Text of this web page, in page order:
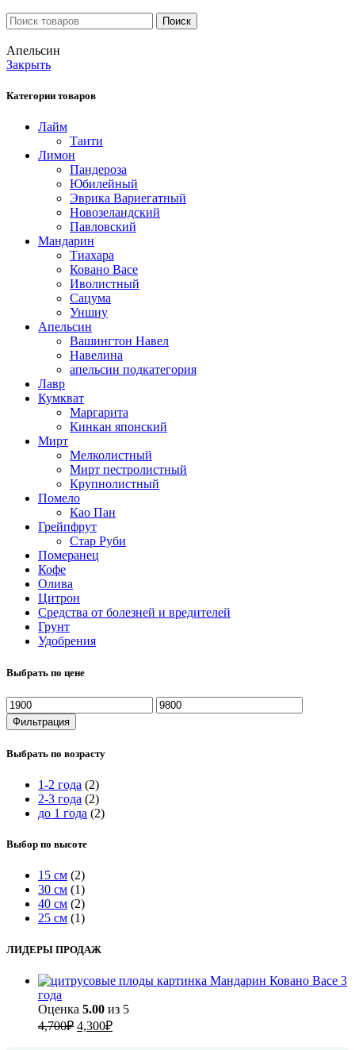
Поиск
Апельсин
Закрыть
Категории товаров
Лайм
Таити
Лимон
Пандероза
Юбилейный
Эврика Вариегатный
Новозеландский
Павловский
Мандарин
Тиахара
Ковано Васе
Иволистный
Сацума
Уншиу
Апельсин
Вашингтон Навел
Навелина
апельсин подкатегория
Лавр
Кумкват
Маргарита
Кинкан японский
Мирт
Мелколистный
Мирт пестролистный
Крупнолистный
Помело
Као Пан
Грейпфрут
Стар Руби
Померанец
Кофе
Олива
Цитрон
Средства от болезней и вредителей
Грунт
Удобрения
Выбрать по цене
Минимальная
цена
Максимальная
цена
Фильтрация
Выбрать по возрасту
1-2 года (2)
2-3 года (2)
до 1 года (2)
Выбор по высоте
15 см (2)
30 см (1)
40 см (2)
25 см (1)
ЛИДЕРЫ ПРОДАЖ
Мандарин Ковано Васе 3
года
Оценка 5.00 из 5
4,700₽ Первоначальная
4,300₽Текущая